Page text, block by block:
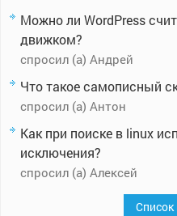
Можно ли WordPress
движком?
спросил (а) Андрей
Что такое самописный
спросил (а) Антон
Как при поиске в linux
исключения?
спросил (а) Алексей
Список